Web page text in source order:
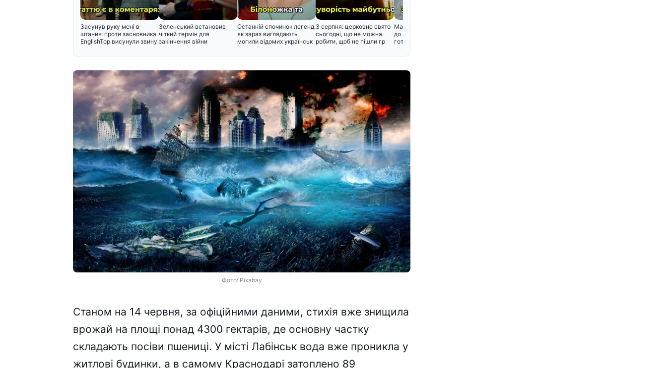
Засунув руку мені в
штани»: проти засновника
EnglishTop висунули звину
Зеленський встановив
чіткий термін для
закінчення війни
Останній спочинок легенд:
як зараз виглядають
могили відомих українськ
3 серпня: церковне свято
сьогодні, що не можна
робити, щоб не пішли гр
Майбутня зима в Україні:
до яких викликів
готуватися вже зараз
Фото: Pixabay
Станом на 14 червня, за офіційними даними, стихія вже знищила
врожай на площі понад 4300 гектарів, де основну частку
складають посіви пшениці. У місті Лабінськ вода вже проникла у
житлові будинки, а в самому Краснодарі затоплено 89